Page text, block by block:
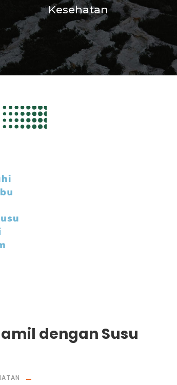
Kesehatan
dengan Susu